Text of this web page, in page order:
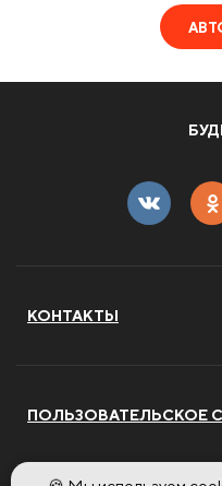
КОНТАКТЫ
ПОЛЬЗОВАТЕЛЬСКОЕ